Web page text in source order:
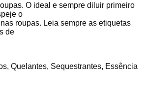
O ideal e sempre diluir primeiro
o
roupas. Leia sempre as etiquetas
de
Quelantes, Sequestrantes, Essência